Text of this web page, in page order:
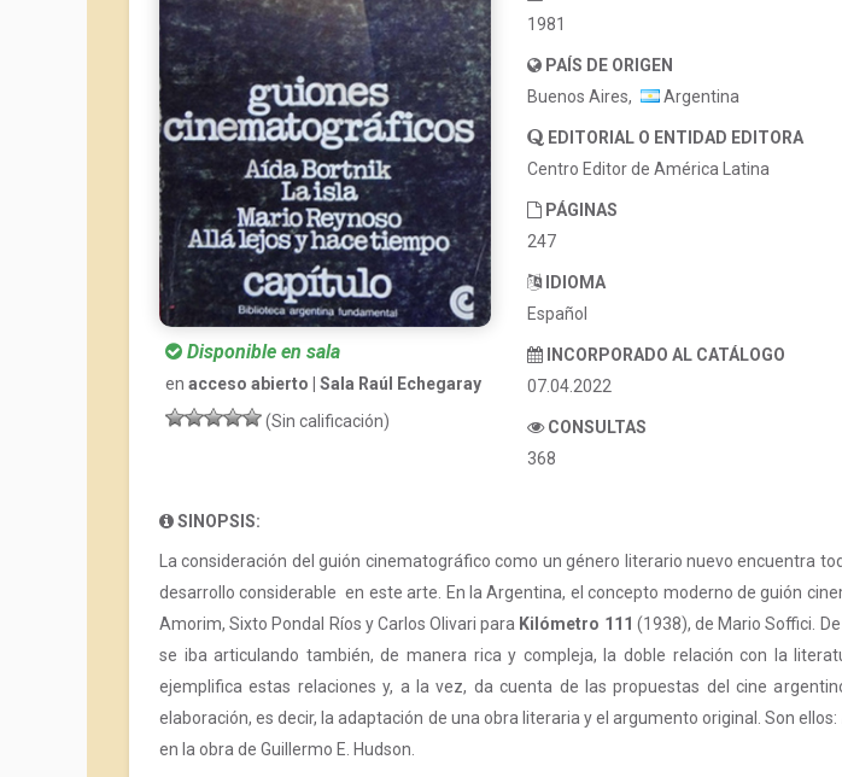
Disponible en sala
en acceso abierto | Sala Raúl Echegaray
(Sin calificación)
1981
PAÍS DE ORIGEN
Buenos Aires,
Argentina
EDITORIAL O ENTIDAD EDITORA
Centro Editor de América Latina
PÁGINAS
247
IDIOMA
Español
INCORPORADO AL CATÁLOGO
07.04.2022
CONSULTAS
368
SINOPSIS:
La consideración del guión cinematográfico como un género literario nuevo encuentra
desarrollo considerable en este arte. En la Argentina, el concepto moderno de guión
Amorim, Sixto Pondal Ríos y Carlos Olivari para Kilómetro 111 (1938), de Mario Soffici.
se iba articulando también, de manera rica y compleja, la doble relación con la
ejemplifica estas relaciones y, a la vez, da cuenta de las propuestas del cine
elaboración, es decir, la adaptación de una obra literaria y el argumento original. Son ellos:
en la obra de Guillermo E. Hudson.